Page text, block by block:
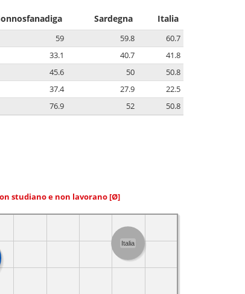
Sardegna Italia
59 59.8
60.7
33.1 40.7
41.8
45.6 50
50.8
37.4 27.9
22.5
76.9 52 50.8
studiano e non lavorano [Ø]
Italia